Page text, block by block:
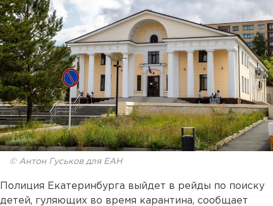
© Антон Гуськов для ЕАН
Полиция Екатеринбурга выйдет в рейды по поиску
детей, гуляющих во время карантина, сообщает